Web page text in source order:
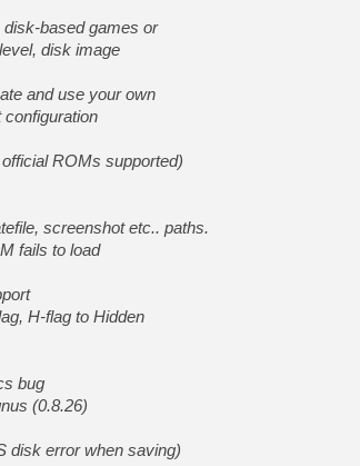
[GK] Le portage de Super
[Mo5] Le jeu de course
[GK] Guillermo del Toro
[GK] Mistfall Hunter : déjà
[GK] Wo Long 2 évolue
[GK] Crossfire : un TPS à
[LS] [PS5] Premiers
[Mo5] DOOM arrive en
[GK] Bethesda fête les 30
[GK] Roblox : l'action en
[GK] Agenda - GeForce
[LS] [PS5] ps5-y2jb-
[GK] Pourquoi Marvel
based games or
disk image
and use your own
ROMs supported)
screenshot etc.. paths.
fails to load
H-flag to Hidden
bug
(0.8.26)
disk error when saving)